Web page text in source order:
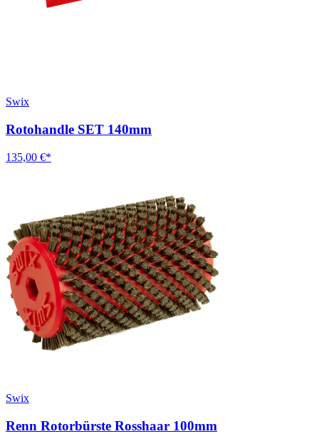
Swix
Rotohandle SET 140mm
135,00 €*
Swix
Renn Rotorbürste Rosshaar 100mm